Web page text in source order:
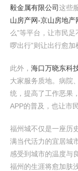
毅金属有限公司这些
山房产网-京山房地产
么”等平台，让市民足
啰出行”则让出行愈加
此外， 海口万晓东科
大家服务质地。病院
统，提高了工作恶果
APP的普及，也让市
福州城不仅是一座历
满当代活力的宜居城
感受到城市的温度与
福州的生涯将愈加肤